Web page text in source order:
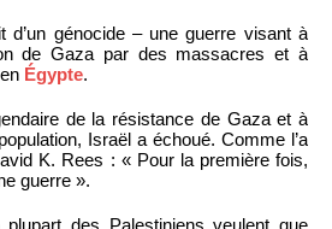
d’un génocide – une guerre visant à
de Gaza par des massacres et à
Égypte.
de la résistance de Gaza et à
Israël a échoué. Comme l’a
K. Rees : « Pour la première fois,
guerre ».
des Palestiniens veulent que